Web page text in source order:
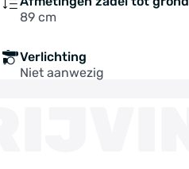
89 cm
Verlichting
Niet aanwezig